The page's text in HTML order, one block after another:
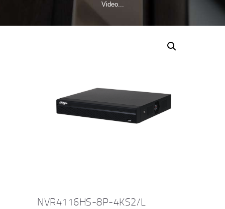
Video...
NVR4116HS-8P-4KS2/L